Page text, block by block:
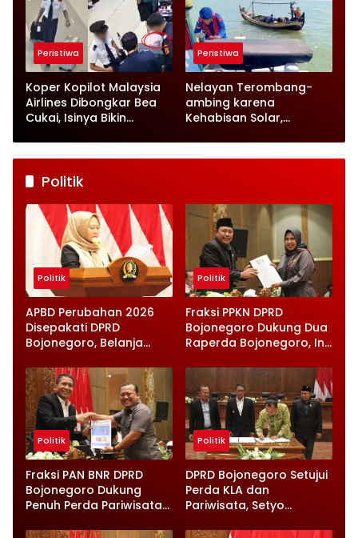
Peristiwa
Koper Kopilot Malaysia
Airlines Dibongkar Bea
Cukai, Isinya Bikin
Peristiwa
Nelayan Terombang-
ambing karena
Kehabisan Solar,
Politik
Politik
APBD Perubahan 2026
Disepakati DPRD
Bojonegoro, Belanja
Infrastruktur Diperkuat
Politik
Fraksi PPKN DPRD
Bojonegoro Dukung Dua
Raperda Bojonegoro, Ini
Disampaikan
Politik
Fraksi PAN BNR DPRD
Bojonegoro Dukung
Penuh Perda Pariwisata
Politik
DPRD Bojonegoro Setujui
Perda KLA dan
Pariwisata, Setyo